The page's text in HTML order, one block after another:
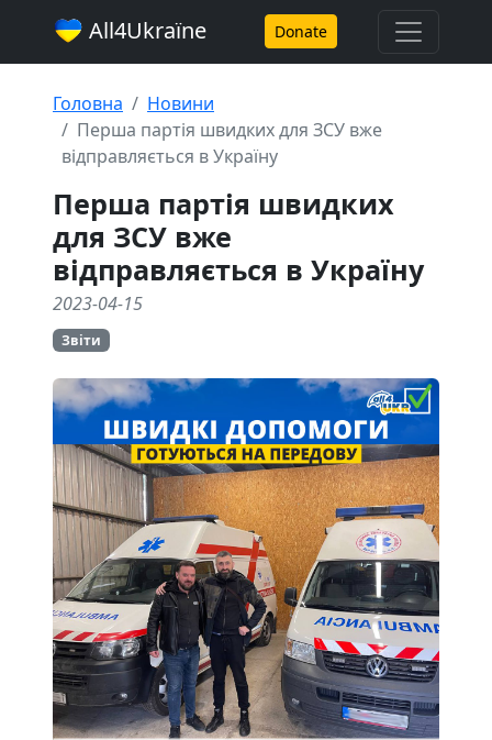
All4Ukraїne Donate
Головна
Новини
Перша партія швидких для ЗСУ вже
відправляється в Україну
Перша партія швидких
для ЗСУ вже
відправляється в Україну
2023-04-15
Звіти